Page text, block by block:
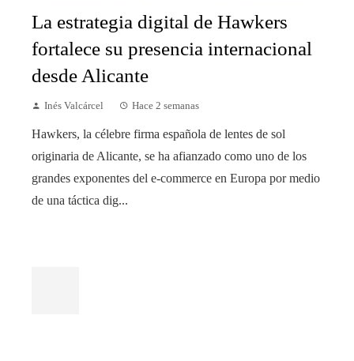
La estrategia digital de Hawkers
fortalece su presencia internacional
desde Alicante
Inés Valcárcel Hace 2 semanas
Hawkers, la célebre firma española de lentes de sol
originaria de Alicante, se ha afianzado como uno de los
grandes exponentes del e-commerce en Europa por medio
de una táctica dig...